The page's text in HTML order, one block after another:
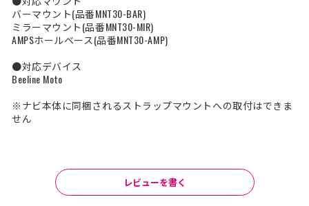
バーマウント(品番MNT30-BAR)
ミラーマウント(品番MNT30-MIR)
AMPSホールベース(品番MNT30-AMP)
●対応デバイス
Beeline Moto
※ナビ本体に同梱されるストラップマウントへの取付はできま
せん
レビューを書く